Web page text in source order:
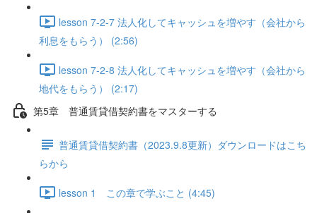
lesson 7-2-7 法人化してキャッシュを増やす（会社から
利息をもらう） (2:56)
lesson 7-2-8 法人化してキャッシュを増やす（会社から
地代をもらう） (2:17)
第5章 普通賃貸借契約書をマスターする
普通賃貸借契約書（2023.9.8更新）ダウンロードはこち
らから
lesson 1 この章で学ぶこと (4:45)